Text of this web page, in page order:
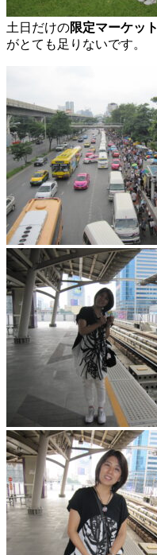
土日だけの限定マーケット
がとても足りないです。